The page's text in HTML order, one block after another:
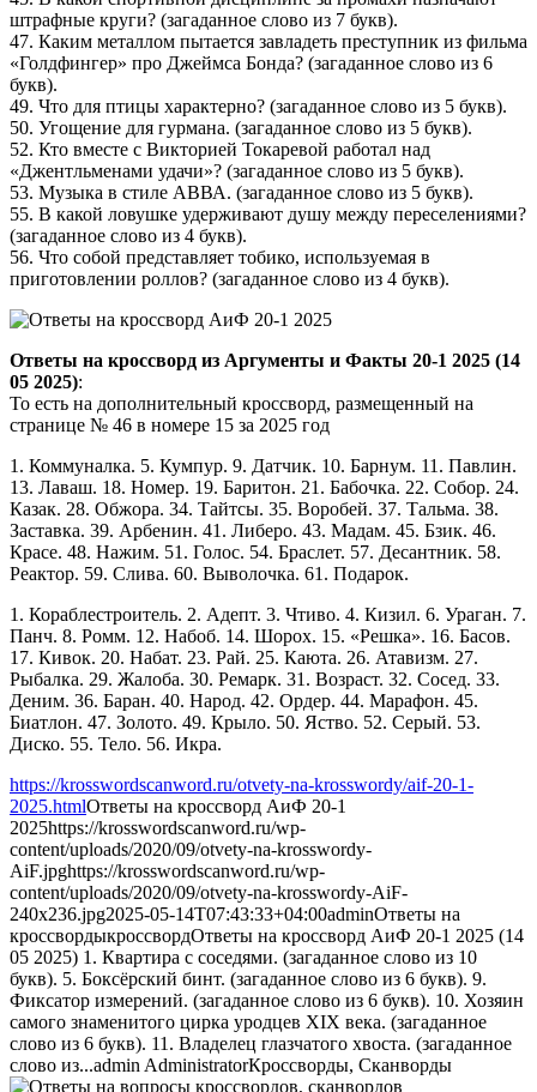
штрафные круги? (загаданное слово из 7 букв).
47. Каким металлом пытается завладеть преступник из фильма
«Голдфингер» про Джеймса Бонда? (загаданное слово из 6
букв).
49. Что для птицы характерно? (загаданное слово из 5 букв).
50. Угощение для гурмана. (загаданное слово из 5 букв).
52. Кто вместе с Викторией Токаревой работал над
«Джентльменами удачи»? (загаданное слово из 5 букв).
53. Музыка в стиле АВВА. (загаданное слово из 5 букв).
55. В какой ловушке удерживают душу между переселениями?
(загаданное слово из 4 букв).
56. Что собой представляет тобико, используемая в
приготовлении роллов? (загаданное слово из 4 букв).
Ответы на кроссворд из Аргументы и Факты 20-1 2025 (14
05 2025):
То есть на дополнительный кроссворд, размещенный на
странице № 46 в номере 15 за 2025 год
1. Коммуналка. 5. Кумпур. 9. Датчик. 10. Барнум. 11. Павлин.
13. Лаваш. 18. Номер. 19. Баритон. 21. Бабочка. 22. Собор. 24.
Казак. 28. Обжора. 34. Тайтсы. 35. Воробей. 37. Тальма. 38.
Заставка. 39. Арбенин. 41. Либеро. 43. Мадам. 45. Бзик. 46.
Красе. 48. Нажим. 51. Голос. 54. Браслет. 57. Десантник. 58.
Реактор. 59. Слива. 60. Выволочка. 61. Подарок.
1. Кораблестроитель. 2. Адепт. 3. Чтиво. 4. Кизил. 6. Ураган. 7.
Панч. 8. Ромм. 12. Набоб. 14. Шорох. 15. «Решка». 16. Басов.
17. Кивок. 20. Набат. 23. Рай. 25. Каюта. 26. Атавизм. 27.
Рыбалка. 29. Жалоба. 30. Ремарк. 31. Возраст. 32. Сосед. 33.
Деним. 36. Баран. 40. Народ. 42. Ордер. 44. Марафон. 45.
Биатлон. 47. Золото. 49. Крыло. 50. Яство. 52. Серый. 53.
Диско. 55. Тело. 56. Икра.
https://krosswordscanword.ru/otvety-na-krosswordy/aif-20-1-
2025.htmlОтветы на кроссворд АиФ 20-1
2025https://krosswordscanword.ru/wp-
content/uploads/2020/09/otvety-na-krosswordy-
AiF.jpghttps://krosswordscanword.ru/wp-
content/uploads/2020/09/otvety-na-krosswordy-AiF-
240x236.jpg2025-05-14T07:43:33+04:00adminОтветы на
кроссвордыкроссвордОтветы на кроссворд АиФ 20-1 2025 (14
05 2025) 1. Квартира с соседями. (загаданное слово из 10
букв). 5. Боксёрский бинт. (загаданное слово из 6 букв). 9.
Фиксатор измерений. (загаданное слово из 6 букв). 10. Хозяин
самого знаменитого цирка уродцев XIX века. (загаданное
слово из 6 букв). 11. Владелец глазчатого хвоста. (загаданное
слово из...admin AdministratorКроссворды, Сканворды